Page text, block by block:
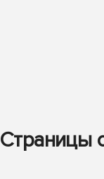
Страницы